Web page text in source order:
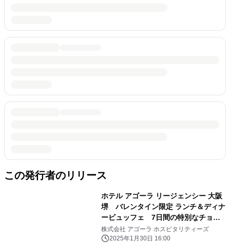
この発行者のリリース
ホテル アゴーラ リージェンシー 大阪
堺 バレンタイン限定 ランチ＆ディナ
ービュッフェ 7日間の特別なチョコ
レートタイム
株式会社 アゴーラ ホスピタリティーズ
2025年1月30日 16:00